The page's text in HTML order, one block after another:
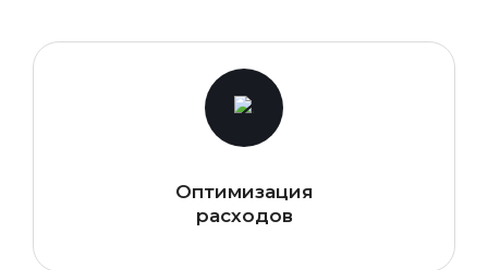
Оптимизация
расходов